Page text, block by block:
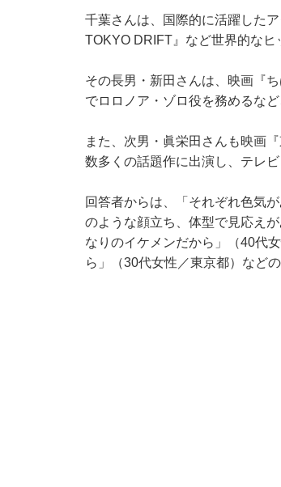
千葉さんは、国際的に活躍した
TOKYO DRIFT』など世界的なヒ
その長男・新田さんは、映画『
でロロノア・ゾロ役を務めるな
また、次男・眞栄田さんも映画
数多くの話題作に出演し、テレ
回答者からは、「それぞれ色気
のような顔立ち、体型で見応え
なりのイケメンだから」（40代
ら」（30代女性／東京都）など